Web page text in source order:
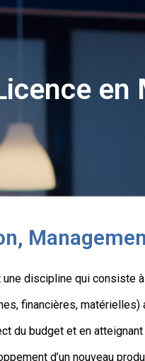
en
une discipline qui consiste
financières, matérielles)
du budget et en
d’un nouveau